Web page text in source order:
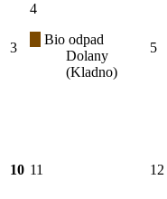
3
4
Bio odpad
Dolany
(Kladno)
5
10 11 12